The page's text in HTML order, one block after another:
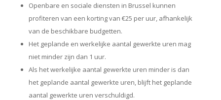
Openbare en sociale diensten in Brussel kunnen
profiteren van een korting van €25 per uur, afhankelijk
van de beschikbare budgetten.
Het geplande en werkelijke aantal gewerkte uren mag
niet minder zijn dan 1 uur.
Als het werkelijke aantal gewerkte uren minder is dan
het geplande aantal gewerkte uren, blijft het geplande
aantal gewerkte uren verschuldigd.